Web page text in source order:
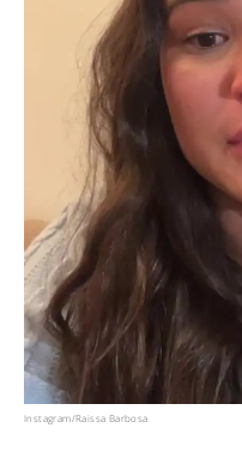
Instagram/Raissa Barbosa